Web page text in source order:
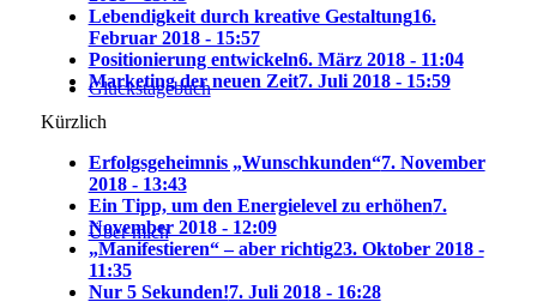
Glückstagebuch
Über mich
Lebendigkeit durch kreative Gestaltung16.
Februar 2018 - 15:57
Positionierung entwickeln6. März 2018 - 11:04
Marketing der neuen Zeit7. Juli 2018 - 15:59
Kürzlich
Erfolgsgeheimnis „Wunschkunden“7. November
2018 - 13:43
Ein Tipp, um den Energielevel zu erhöhen7.
November 2018 - 12:09
„Manifestieren“ – aber richtig23. Oktober 2018 -
11:35
Nur 5 Sekunden!7. Juli 2018 - 16:28